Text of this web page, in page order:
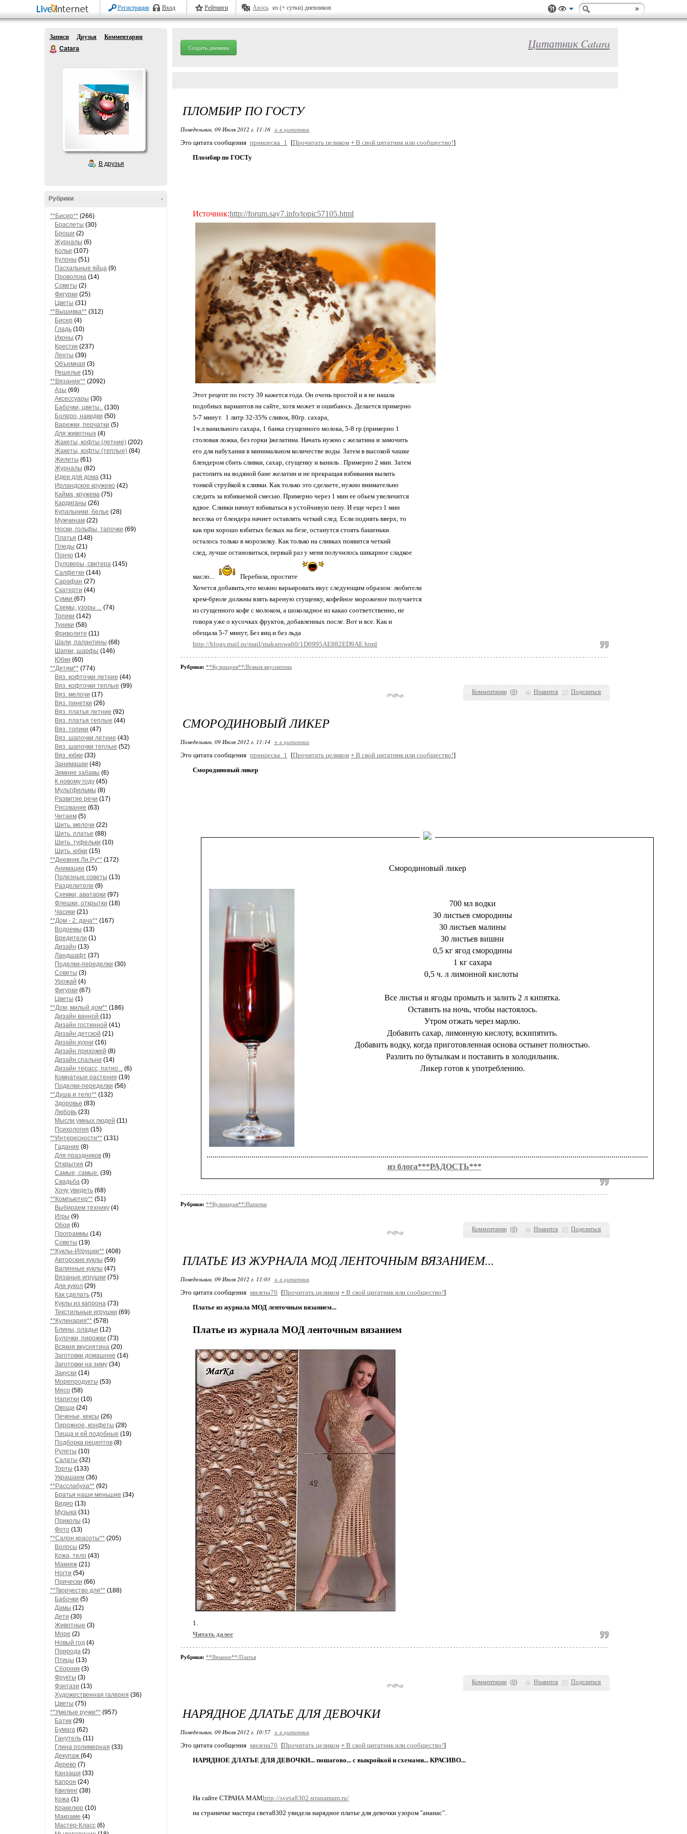
Регистрация Вход Рейтинги Авось из (+ сутки) дневников
Записи Друзья
Комментарии
Catara
В друзья
-
Рубрики
**Бисер** (266)
Браслеты (30)
Броши (2)
Журналы (6)
Колье (107)
Кулоны (51)
Пасхальные яйца (9)
Проволока (14)
Советы (2)
Фигурки (25)
Цветы (31)
**Вышивка** (312)
Бисер (4)
Гладь (10)
Иконы (7)
Крестик (237)
Ленты (39)
Объемная (3)
Решелье (15)
**Вязание** (2092)
Азы (69)
Аксессуары (30)
Бабочки, цветы.. (130)
Болеро, накидки (50)
Варежки, перчатки (5)
Для животных (4)
Жакеты, кофты (летние) (202)
Жакеты, кофты (теплые) (84)
Жилеты (61)
Журналы (82)
Идеи для дома (31)
Ирландское кружево (42)
Кайма, кружева (75)
Кардиганы (26)
Купальники, белье (28)
Мужчинам (22)
Носки, гольфы, тапочки (69)
Платья (148)
Пледы (21)
Пончо (14)
Пуловеры, свитера (145)
Салфетки (144)
Сарафан (27)
Скатерти (44)
Сумки (67)
Схемы, узоры ... (74)
Топики (142)
Туники (58)
Фриволите (11)
Шали, палантины (68)
Шапки, шарфы (146)
Юбки (60)
**Детям** (774)
Вяз. кофточки летние (44)
Вяз. кофточки теплые (99)
Вяз. мелочи (17)
Вяз. пинетки (26)
Вяз. платья летние (92)
Вяз. платья теплые (44)
Вяз. топики (47)
Вяз. шапочки летние (43)
Вяз. шапочки теплые (52)
Вяз. юбки (33)
Занимашки (48)
Зимние забавы (6)
К новому году (45)
Мультфильмы (8)
Развитие речи (17)
Рисование (63)
Читаем (5)
Шить. мелочи (22)
Шить. платье (88)
Шить. туфельки (10)
Шить. юбки (15)
**Дневник Ли.Ру** (172)
Анимации (15)
Полезные советы (13)
Разделители (9)
Схемки, аватарки (97)
Флешки, открытки (18)
Часики (21)
**Дом - 2: дача** (167)
Водоемы (13)
Вредители (1)
Дизайн (13)
Ландшафт (37)
Поделки-переделки (30)
Советы (3)
Урожай (4)
Фигурки (67)
Цветы (1)
**Дом, милый дом** (186)
Дизайн ванной (11)
Дизайн гостинной (41)
Дизайн детской (21)
Дизайн кухни (16)
Дизайн прихожей (8)
Дизайн спальни (14)
Дизайн терасс, патио... (6)
Комнатные растения (19)
Поделки-переделки (56)
**Душа и тело** (132)
Здоровье (83)
Любовь (23)
Мысли умных людей (11)
Психология (15)
**Интересности** (131)
Гадание (8)
Для праздников (9)
Открытия (2)
Самые, самые. (39)
Свадьба (3)
Хочу увидеть (68)
**Компьютер** (51)
Выбираем технику (4)
Игры (9)
Обои (6)
Программы (14)
Советы (19)
**Куклы-Игрушки** (408)
Авторские куклы (59)
Валянные куклы (47)
Вязаные игрушки (75)
Для кукол (29)
Как сделать (75)
Куклы из капрона (73)
Текстильные игрушки (69)
**Кулинария** (578)
Блины, оладьи (12)
Булочки, пирожки (73)
Всякия вкуснятина (20)
Заготовки домашние (14)
Заготовки на зиму (34)
Закуски (14)
Морепродукты (53)
Мясо (58)
Напитки (10)
Овощи (24)
Печенье, кексы (26)
Пирожное, конфеты (28)
Пицца и ей подобные (19)
Подборка рецептов (8)
Рулеты (10)
Салаты (32)
Торты (133)
Украшаем (36)
**Расслабуха** (92)
Братья наши меньшие (34)
Видио (13)
Музыка (31)
Приколы (1)
Фото (13)
**Салон красоты** (205)
Волосы (25)
Кожа, тело (43)
Макияж (21)
Ногти (54)
Прически (66)
**Творчество для** (188)
Бабочки (5)
Дамы (12)
Дети (30)
Животные (3)
Море (2)
Новый год (4)
Природа (2)
Птицы (13)
Сборник (3)
Фрукты (3)
Фэнтази (13)
Художественная галерея (36)
Цветы (75)
**Умелые ручки** (957)
Батик (29)
Бумага (62)
Ганутель (11)
Глина полимерная (33)
Декупаж (64)
Дерево (7)
Канзаши (33)
Капрон (24)
Квилинг (38)
Кожа (1)
Кракелюр (10)
Макраме (4)
Мастер-Класс (6)
Создать дневник Цитатник Catara
Комментарии (0) Нравится Поделиться
ПЛОМБИР ПО ГОСТУ
Понедельник, 09 Июля 2012 г. 11:16 + в цитатник
Это цитата сообщения принцеска_1 [Прочитать целиком + В свой цитатник или сообщество!]
Пломбир по ГОСТу
Источник:http://forum.say7.info/topic57105.html
Этот рецепт по госту 39 кажется года. Он очень простой и я не нашла
подобных вариантов на сайте, хотя может и ошибаюсь. Делается примерно
5-7 минут. 1 литр 32-35% сливок, 80гр. сахара,
1ч.л ванильного сахара, 1 банка сгущенного молока, 5-8 гр (примерно 1
столовая ложка, без горки )желатина. Начать нужно с желатина и замочить
его для набухания в минимальном количестве воды. Затем в высокой чашке
блендером сбить сливки, сахар, сгущенку и ваниль . Примерно 2 мин. Затем
растопить на водяной бане желатин и не прекращая взбивания вылить
тонкой струйкой в сливки. Как только это сделаете, нужно внимательно
следить за взбиваемой смесью. Примерно через 1 мин ее обьем увеличится
вдвое. Сливки начнут взбиваться в устойчивую пену. И еще через 1 мин
веселка от блендера начнет оставлять четкий след. Если поднять вверх, то
как при хорошо взбитых белках на безе, останутся стоять башеньки.
осталось только в морозилку. Как только на сливках появится четкий
след, лучше остановиться, первый раз у меня получилось шикарное сладкое
масло...
Перебила, простите
Хочется добавить,что можно варьировать вкус следующим образом: любители
крем-брюле должны взять вареную сгущенку, кофейное мороженое получается
из сгущенного кофе с молоком, а шоколадное из какао соответственно, не
говоря уже о кусочках фруктов, добавленных после. Вот и все. Как и
обещала 5-7 минут, Без яиц и без льда
http://blogs.mail.ru/mail/makarowa60/1D0995AE882ED9AE.html
Рубрики: **Кулинария**/Всякия вкуснятина
Комментарии (0) Нравится Поделиться
СМОРОДИНОВЫЙ ЛИКЕР
Понедельник, 09 Июля 2012 г. 11:14 + в цитатник
Это цитата сообщения принцеска_1 [Прочитать целиком + В свой цитатник или сообщество!]
Смородиновый ликер
Смородиновый ликер
700 мл водки
30 листьев смородины
30 листьев малины
30 листьев вишни
0,5 кг ягод смородины
1 кг сахара
0,5 ч. л лимонной кислоты
Все листья и ягоды промыть и залить 2 л кипятка.
Оставить на ночь, чтобы настоялось.
Утром отжать через марлю.
Добавить сахар, лимонную кислоту, вскипятить.
Добавить водку, когда приготовленная основа остынет полностью.
Разлить по бутылкам и поставить в холодильник.
Ликер готов к употреблению.
........................................................................................................................................................................................................................
из блога***РАДОСТЬ***
Рубрики: **Кулинария**/Напитки
Комментарии (0) Нравится Поделиться
ПЛАТЬЕ ИЗ ЖУРНАЛА МОД ЛЕНТОЧНЫМ ВЯЗАНИЕМ...
Понедельник, 09 Июля 2012 г. 11:03 + в цитатник
Это цитата сообщения милена70 [Прочитать целиком + В свой цитатник или сообщество!]
Платье из журнала МОД ленточным вязанием...
Платье из журнала МОД ленточным вязанием
1.
Читать далее
Рубрики: **Вязание**/Платья
НАРЯДНОЕ ДЛАТЬЕ ДЛЯ ДЕВОЧКИ
Понедельник, 09 Июля 2012 г. 10:57 + в цитатник
Это цитата сообщения милена70 [Прочитать целиком + В свой цитатник или сообщество!]
НАРЯДНОЕ ДЛАТЬЕ ДЛЯ ДЕВОЧКИ... пошагово... с выкройкой и схемами... КРАСИВО...
На сайте СТРАНА МАМhttp://sveta8302.stranamam.ru/
на страничке мастера света8302 увидела нарядное платье для девочки узором "ананас".